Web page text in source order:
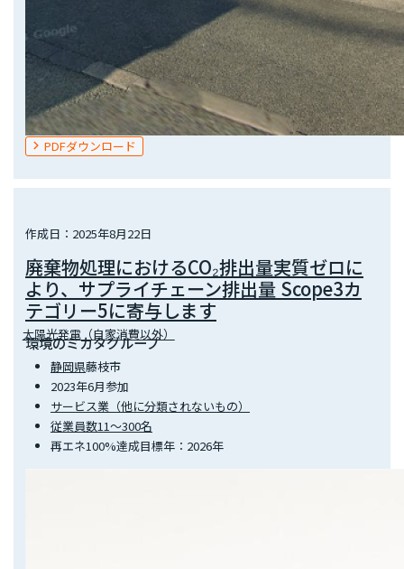
PDFダウンロード
作成日：2025年8月22日
廃棄物処理におけるCO₂排出量実質ゼロに
より、サプライチェーン排出量 Scope3カ
テゴリー5に寄与します
太陽光発電（自家消費以外）
環境のミカタグループ
静岡県藤枝市
2023年6月参加
サービス業（他に分類されないもの）
従業員数11～300名
再エネ100%達成目標年：2026年